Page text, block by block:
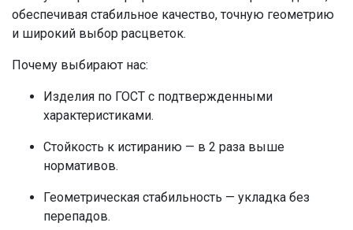
обеспечивая стабильное качество, точную геометрию
и широкий выбор расцветок.
Почему выбирают нас:
Изделия по ГОСТ с подтвержденными
характеристиками.
Стойкость к истиранию — в 2 раза выше
нормативов.
Геометрическая стабильность — укладка без
перепадов.